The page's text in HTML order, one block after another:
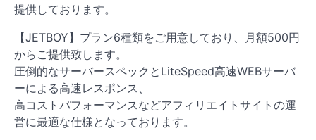
提供しております。
【JETBOY】プラン6種類をご用意しており、月額500円
からご提供致します。
圧倒的なサーバースペックとLiteSpeed高速WEBサーバ
ーによる高速レスポンス、
高コストパフォーマンスなどアフィリエイトサイトの運
営に最適な仕様となっております。